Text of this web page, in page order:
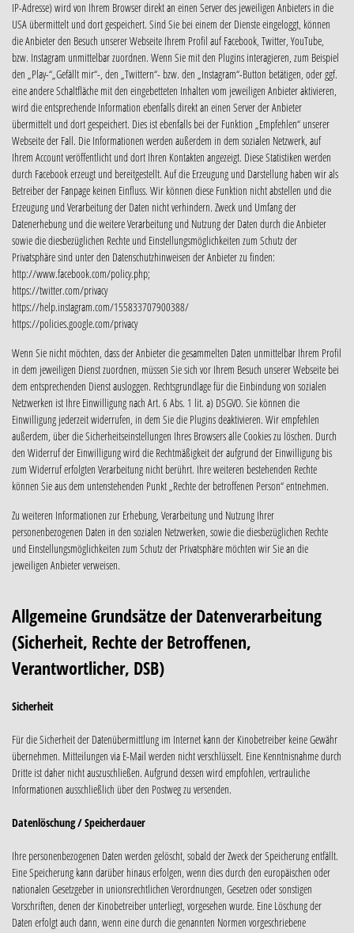
IP-Adresse) wird von Ihrem Browser direkt an einen Server des jeweiligen Anbieters in die
USA übermittelt und dort gespeichert. Sind Sie bei einem der Dienste eingeloggt, können
die Anbieter den Besuch unserer Webseite Ihrem Profil auf Facebook, Twitter, YouTube,
bzw. Instagram unmittelbar zuordnen. Wenn Sie mit den Plugins interagieren, zum Beispiel
den „Play-“„Gefällt mir“-, den „Twittern“- bzw. den „Instagram“-Button betätigen, oder ggf.
eine andere Schaltfläche mit den eingebetteten Inhalten vom jeweiligen Anbieter aktivieren,
wird die entsprechende Information ebenfalls direkt an einen Server der Anbieter
übermittelt und dort gespeichert. Dies ist ebenfalls bei der Funktion „Empfehlen“ unserer
Webseite der Fall. Die Informationen werden außerdem in dem sozialen Netzwerk, auf
Ihrem Account veröffentlicht und dort Ihren Kontakten angezeigt. Diese Statistiken werden
durch Facebook erzeugt und bereitgestellt. Auf die Erzeugung und Darstellung haben wir als
Betreiber der Fanpage keinen Einfluss. Wir können diese Funktion nicht abstellen und die
Erzeugung und Verarbeitung der Daten nicht verhindern. Zweck und Umfang der
Datenerhebung und die weitere Verarbeitung und Nutzung der Daten durch die Anbieter
sowie die diesbezüglichen Rechte und Einstellungsmöglichkeiten zum Schutz der
Privatsphäre sind unter den Datenschutzhinweisen der Anbieter zu finden:
http://www.facebook.com/policy.php;
https://twitter.com/privacy
https://help.instagram.com/155833707900388/
https://policies.google.com/privacy
Wenn Sie nicht möchten, dass der Anbieter die gesammelten Daten unmittelbar Ihrem Profil
in dem jeweiligen Dienst zuordnen, müssen Sie sich vor Ihrem Besuch unserer Webseite bei
dem entsprechenden Dienst ausloggen. Rechtsgrundlage für die Einbindung von sozialen
Netzwerken ist Ihre Einwilligung nach Art. 6 Abs. 1 lit. a) DSGVO. Sie können die
Einwilligung jederzeit widerrufen, in dem Sie die Plugins deaktivieren. Wir empfehlen
außerdem, über die Sicherheitseinstellungen Ihres Browsers alle Cookies zu löschen. Durch
den Widerruf der Einwilligung wird die Rechtmäßigkeit der aufgrund der Einwilligung bis
zum Widerruf erfolgten Verarbeitung nicht berührt. Ihre weiteren bestehenden Rechte
können Sie aus dem untenstehenden Punkt „Rechte der betroffenen Person“ entnehmen.
Zu weiteren Informationen zur Erhebung, Verarbeitung und Nutzung Ihrer
personenbezogenen Daten in den sozialen Netzwerken, sowie die diesbezüglichen Rechte
und Einstellungsmöglichkeiten zum Schutz der Privatsphäre möchten wir Sie an die
jeweiligen Anbieter verweisen.
Allgemeine Grundsätze der Datenverarbeitung
(Sicherheit, Rechte der Betroffenen,
Verantwortlicher, DSB)
Sicherheit
Für die Sicherheit der Datenübermittlung im Internet kann der Kinobetreiber keine Gewähr
übernehmen. Mitteilungen via E-Mail werden nicht verschlüsselt. Eine Kenntnisnahme durch
Dritte ist daher nicht auszuschließen. Aufgrund dessen wird empfohlen, vertrauliche
Informationen ausschließlich über den Postweg zu versenden.
Datenlöschung / Speicherdauer
Ihre personenbezogenen Daten werden gelöscht, sobald der Zweck der Speicherung entfällt.
Eine Speicherung kann darüber hinaus erfolgen, wenn dies durch den europäischen oder
nationalen Gesetzgeber in unionsrechtlichen Verordnungen, Gesetzen oder sonstigen
Vorschriften, denen der Kinobetreiber unterliegt, vorgesehen wurde. Eine Löschung der
Daten erfolgt auch dann, wenn eine durch die genannten Normen vorgeschriebene